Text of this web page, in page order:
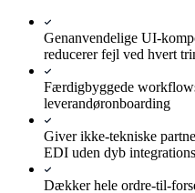
Genanvendelige UI-
reducerer fejl ved hvert
Færdigbyggede
leverandøronboarding
Giver ikke-tekniske
EDI uden dyb
Dækker hele ordre-til-